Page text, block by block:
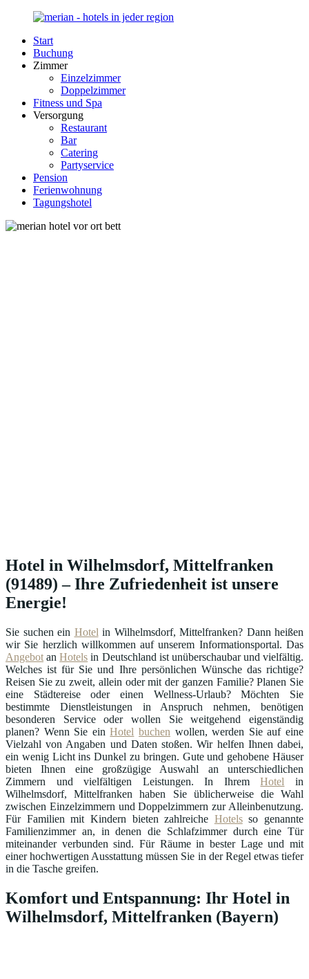
Zurück
Inhalt
Merian-
Hotel.de
Portal
Unterkunft
Deutschland
Start
Buchung
Zimmer
Einzelzimmer
Doppelzimmer
Fitness und Spa
Versorgung
Restaurant
Bar
Catering
Partyservice
Pension
Ferienwohnung
Tagungshotel
Hotel in Wilhelmsdorf, Mittelfranken
(91489) – Ihre Zufriedenheit ist unsere
Energie!
Sie suchen ein Hotel in Wilhelmsdorf, Mittelfranken? Dann heißen
wir Sie herzlich willkommen auf unserem Informationsportal. Das
Angebot anHotels in Deutschland ist unüberschaubar und vielfältig.
Welches ist für Sie und Ihre persönlichen Wünsche das richtige?
Reisen Sie zu zweit, allein oder mit der ganzen Familie? Planen Sie
eine Städtereise oder einen Wellness-Urlaub? Möchten Sie
bestimmte Dienstleistungen in Anspruch nehmen, benötigen
besonderen Service oder wollen Sie weitgehend eigenständig
planen? Wenn Sie einHotel buchen wollen, werden Sie auf eine
Vielzahl von Angaben und Daten stoßen. Wir helfen Ihnen dabei,
ein wenig Licht ins Dunkel zu bringen. Gute und gehobene Häuser
bieten Ihnen eine großzügige Auswahl an unterschiedlichen
Zimmern und vielfältigen Leistungen. In IhremHotel in
Wilhelmsdorf, Mittelfranken haben Sie üblicherweise die Wahl
zwischen Einzelzimmern und Doppelzimmern zur Alleinbenutzung.
Für Familien mit Kindern bieten zahlreiche Hotelsso genannte
Familienzimmer an, in denen die Schlafzimmer durch eine Tür
miteinander verbunden sind. Für Räume in bester Lage und mit
einer hochwertigen Ausstattung müssen Sie in der Regel etwas tiefer
in die Tasche greifen.
Komfort und Entspannung: Ihr Hotel in
Wilhelmsdorf, Mittelfranken (Bayern)